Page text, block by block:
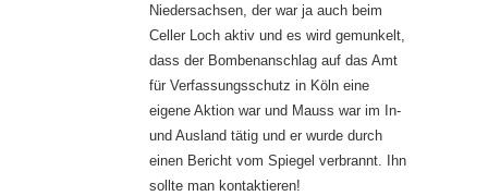
Niedersachsen, der war ja auch beim
Celler Loch aktiv und es wird gemunkelt,
dass der Bombenanschlag auf das Amt
für Verfassungsschutz in Köln eine
eigene Aktion war und Mauss war im In-
und Ausland tätig und er wurde durch
einen Bericht vom Spiegel verbrannt. Ihn
sollte man kontaktieren!